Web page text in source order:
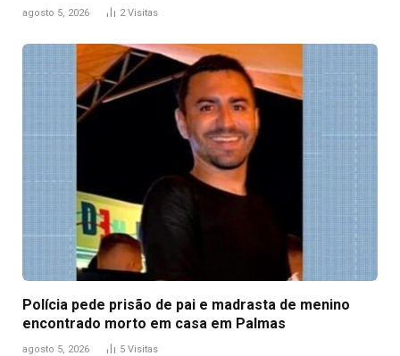
agosto 5, 2026 2Visitas
Polícia pede prisão de pai e madrasta de menino
encontrado morto em casa em Palmas
agosto 5, 2026 5 Visitas